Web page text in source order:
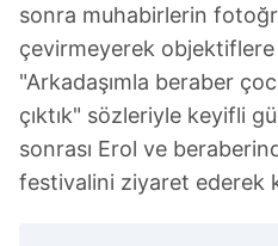
sonra muhabirlerin
çevirmeyerek
"Arkadaşımla beraber
çıktık" sözleriyle keyifli
sonrası Erol ve
festivalini ziyaret ederek